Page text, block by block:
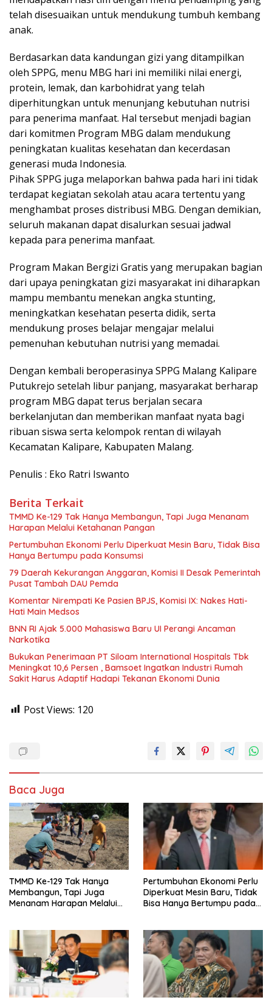
telah disesuaikan untuk mendukung tumbuh kembang
anak.
Berdasarkan data kandungan gizi yang ditampilkan
oleh SPPG, menu MBG hari ini memiliki nilai energi,
protein, lemak, dan karbohidrat yang telah
diperhitungkan untuk menunjang kebutuhan nutrisi
para penerima manfaat. Hal tersebut menjadi bagian
dari komitmen Program MBG dalam mendukung
peningkatan kualitas kesehatan dan kecerdasan
generasi muda Indonesia.
Pihak SPPG juga melaporkan bahwa pada hari ini tidak
terdapat kegiatan sekolah atau acara tertentu yang
menghambat proses distribusi MBG. Dengan demikian,
seluruh makanan dapat disalurkan sesuai jadwal
kepada para penerima manfaat.
Program Makan Bergizi Gratis yang merupakan bagian
dari upaya peningkatan gizi masyarakat ini diharapkan
mampu membantu menekan angka stunting,
meningkatkan kesehatan peserta didik, serta
mendukung proses belajar mengajar melalui
pemenuhan kebutuhan nutrisi yang memadai.
Dengan kembali beroperasinya SPPG Malang Kalipare
Putukrejo setelah libur panjang, masyarakat berharap
program MBG dapat terus berjalan secara
berkelanjutan dan memberikan manfaat nyata bagi
ribuan siswa serta kelompok rentan di wilayah
Kecamatan Kalipare, Kabupaten Malang.
Penulis : Eko Ratri Iswanto
Berita Terkait
TMMD Ke-129 Tak Hanya Membangun, Tapi Juga Menanam
Harapan Melalui Ketahanan Pangan
Pertumbuhan Ekonomi Perlu Diperkuat Mesin Baru, Tidak Bisa
Hanya Bertumpu pada Konsumsi
79 Daerah Kekurangan Anggaran, Komisi II Desak Pemerintah
Pusat Tambah DAU Pemda
Komentar Nirempati Ke Pasien BPJS, Komisi IX: Nakes Hati-
Hati Main Medsos
BNN RI Ajak 5.000 Mahasiswa Baru UI Perangi Ancaman
Narkotika
Bukukan Penerimaan PT Siloam International Hospitals Tbk
Meningkat 10,6 Persen , Bamsoet Ingatkan Industri Rumah
Sakit Harus Adaptif Hadapi Tekanan Ekonomi Dunia
Post Views: 120
Baca Juga
TMMD Ke-129 Tak Hanya
Membangun, Tapi Juga
Menanam Harapan Melalui
Pertumbuhan Ekonomi Perlu
Diperkuat Mesin Baru, Tidak
Bisa Hanya Bertumpu pada